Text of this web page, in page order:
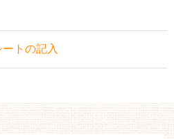
トの記入